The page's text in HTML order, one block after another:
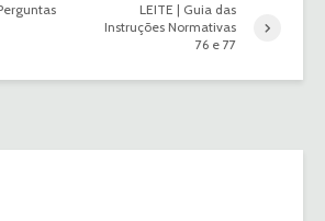
LEITE | Guia das
Instruções Normativas
76 e 77